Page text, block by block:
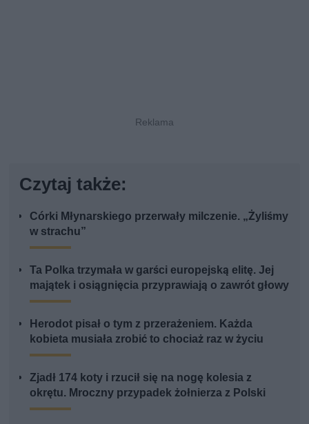
Czytaj także:
Córki Młynarskiego przerwały milczenie. „Żyliśmy
w strachu”
Ta Polka trzymała w garści europejską elitę. Jej
majątek i osiągnięcia przyprawiają o zawrót głowy
Herodot pisał o tym z przerażeniem. Każda
kobieta musiała zrobić to chociaż raz w życiu
Zjadł 174 koty i rzucił się na nogę kolesia z
okrętu. Mroczny przypadek żołnierza z Polski